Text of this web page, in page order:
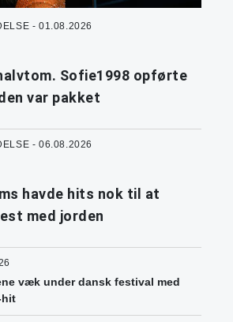
- 01.08.2026
Sofie1998 opførte
var pakket
- 06.08.2026
havde hits nok til at
med jorden
væk under dansk festival med
hit